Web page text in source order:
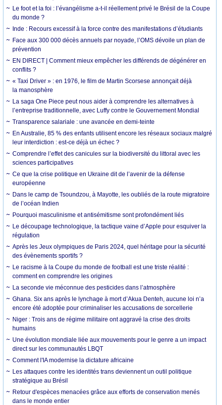
Le foot et la foi : l’évangélisme a-t-il réellement privé le Brésil de la Coupe
du monde ?
Inde : Recours excessif à la force contre des manifestations d’étudiants
Face aux 300 000 décès annuels par noyade, l’OMS dévoile un plan de
prévention
EN DIRECT | Comment mieux empêcher les différends de dégénérer en
conflits ?
« Taxi Driver » : en 1976, le film de Martin Scorsese annonçait déjà
la manosphère
La saga One Piece peut nous aider à comprendre les alternatives à
l’entreprise traditionnelle, avec Luffy contre le Gouvernement Mondial
Transparence salariale : une avancée en demi-teinte
En Australie, 85 % des enfants utilisent encore les réseaux sociaux malgré
leur interdiction : est-ce déjà un échec ?
Comprendre l’effet des canicules sur la biodiversité du littoral avec les
sciences participatives
Ce que la crise politique en Ukraine dit de l’avenir de la défense
européenne
Dans le camp de Tsoundzou, à Mayotte, les oubliés de la route migratoire
de l’océan Indien
Pourquoi masculinisme et antisémitisme sont profondément liés
Le découpage technologique, la tactique vaine d’Apple pour esquiver la
régulation
Après les Jeux olympiques de Paris 2024, quel héritage pour la sécurité
des évènements sportifs ?
Le racisme à la Coupe du monde de football est une triste réalité :
comment en comprendre les origines
La seconde vie méconnue des pesticides dans l’atmosphère
Ghana. Six ans après le lynchage à mort d’Akua Denteh, aucune loi n’a
encore été adoptée pour criminaliser les accusations de sorcellerie
Niger : Trois ans de régime militaire ont aggravé la crise des droits
humains
Une évolution mondiale liée aux mouvements pour le genre a un impact
direct sur les communautés LBQT
Comment l'IA modernise la dictature africaine
Les attaques contre les identités trans deviennent un outil politique
stratégique au Brésil
Retour d'espèces menacées grâce aux efforts de conservation menés
dans le monde entier